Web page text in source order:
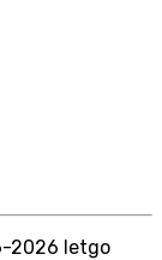
2026 letgo